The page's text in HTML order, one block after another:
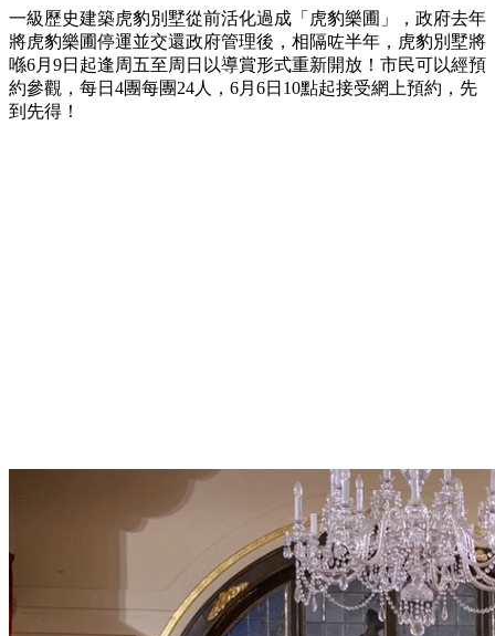
一級歷史建築虎豹別墅從前活化過成「虎豹樂圃」，政府去年
將虎豹樂圃停運並交還政府管理後，相隔咗半年，虎豹別墅將
喺6月9日起逢周五至周日以導賞形式重新開放！市民可以經預
約參觀，每日4團每團24人，6月6日10點起接受網上預約，先
到先得！